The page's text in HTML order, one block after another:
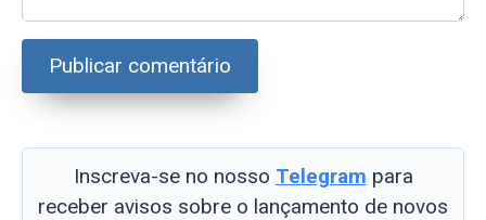
Inscreva-se no nosso Telegram para
receber avisos sobre o lançamento de novos